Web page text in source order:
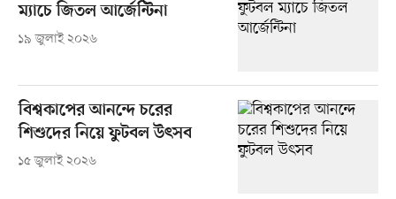
ম্যাচে জিতল আর্জেন্টিনা
১৯ জুলাই ২০২৬
বিশ্বকাপের আনন্দে চরের
শিশুদের নিয়ে ফুটবল উৎসব
১৫ জুলাই ২০২৬